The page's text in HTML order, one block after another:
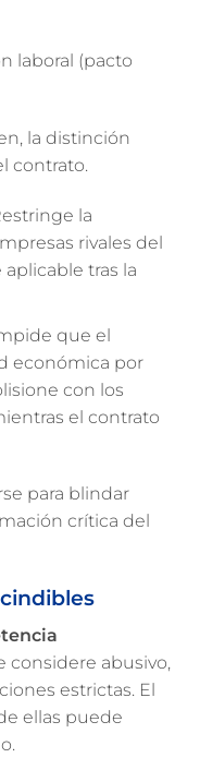
laboral (pacto
la distinción
contrato.
la
rivales del
tras la
que el
económica por
con los
el contrato
para blindar
crítica del
considere abusivo,
estrictas. El
ellas puede